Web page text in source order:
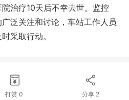
治疗10天后不幸去世。监控
泛关注和讨论，车站工作人员
采取行动。
打赏0 分享 2